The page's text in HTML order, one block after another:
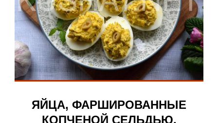
ЯЙЦА, ФАРШИРОВАННЫЕ
КОПЧЕНОЙ СЕЛЬДЬЮ.